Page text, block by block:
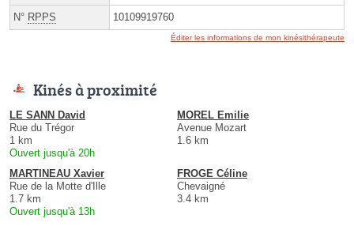
N° RPPS 10109919760
Éditer les informations de mon kinésithérapeute
Kinés à proximité
LE SANN David
Rue du Trégor
1 km
Ouvert jusqu'à 20h
MOREL Emilie
Avenue Mozart
1.6 km
MARTINEAU Xavier
Rue de la Motte d'Ille
1.7 km
Ouvert jusqu'à 13h
FROGE Céline
Chevaigné
3.4 km